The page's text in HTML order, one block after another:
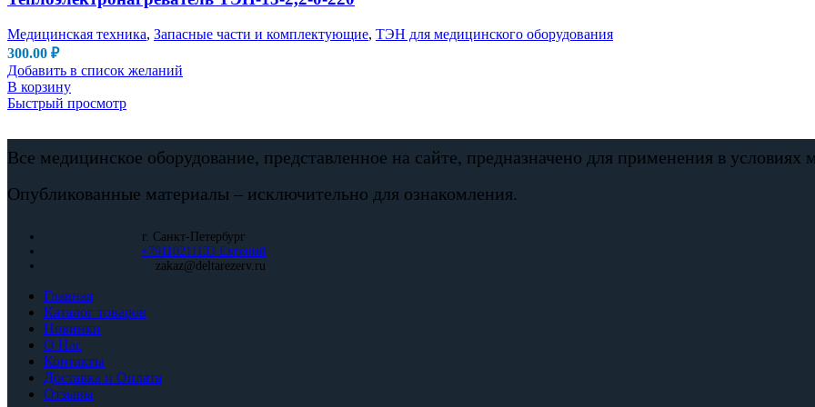
Медицинская техника, Запасные части и комплектующие, ТЭН для медицинского оборудования
300.00 ₽
Добавить в список желаний
В корзину
Быстрый просмотр
Все медицинское оборудование, представленное на сайте, предназначено для применения в
Опубликованные материалы – исключительно для ознакомления.
г. Санкт-Петербург
+79110211133 Евгений
zakaz@deltarezerv.ru
Главная
Каталог товаров
Новинки
О Нас
Контакты
Доставка и Оплата
Отзывы